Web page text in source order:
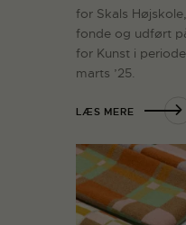
for Skals
fonde og udført
for Kunst i
marts ’25.
LÆS MERE